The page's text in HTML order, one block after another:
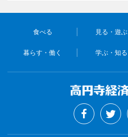
食べる 見る・遊ぶ
暮らす・働く 学ぶ・知る